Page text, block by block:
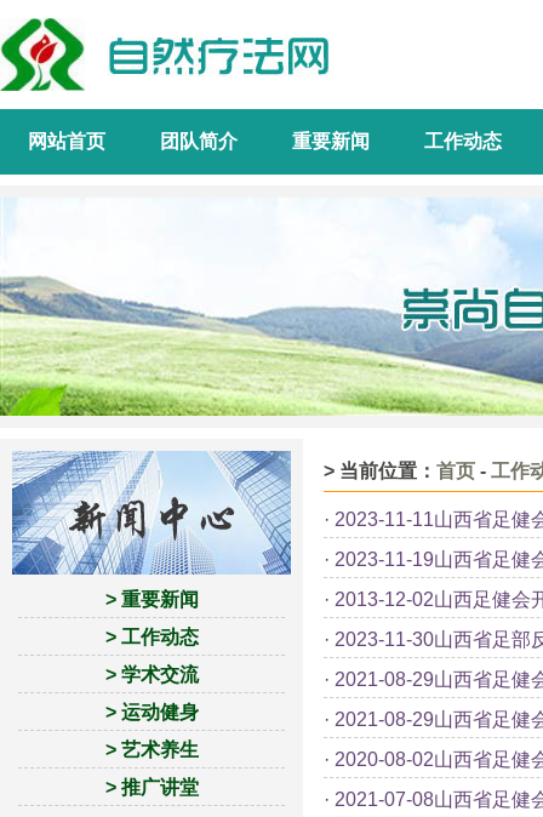
网站首页 团队简介 重要新闻 工作动态
> 重要新闻
> 工作动态
> 学术交流
> 运动健身
> 艺术养生
> 推广讲堂
> 当前位置： 首页 - 工作
· 2023-11-11山西省足健
· 2023-11-19山西省足健
· 2013-12-02山西足健会
· 2023-11-30山西省足部
· 2021-08-29山西省足健
· 2021-08-29山西省足健
· 2020-08-02山西省足健
· 2021-07-08山西省足健